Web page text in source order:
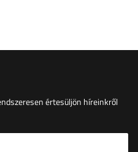
értesüljön híreinkről